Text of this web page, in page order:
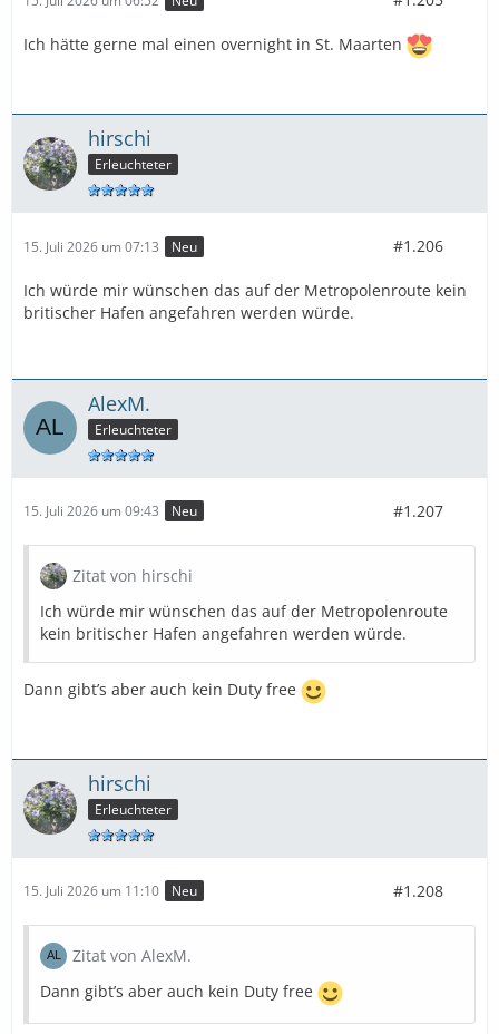
Ich hätte gerne mal einen overnight in St. Maarten
hirschi
Erleuchteter
15. Juli 2026 um 07:13 Neu #1.206
Ich würde mir wünschen das auf der Metropolenroute kein
britischer Hafen angefahren werden würde.
AlexM.
Erleuchteter
15. Juli 2026 um 09:43 Neu #1.207
Zitat von hirschi
Ich würde mir wünschen das auf der Metropolenroute
kein britischer Hafen angefahren werden würde.
Dann gibt’s aber auch kein Duty free
hirschi
Erleuchteter
15. Juli 2026 um 11:10 Neu #1.208
Zitat von AlexM.
Dann gibt’s aber auch kein Duty free